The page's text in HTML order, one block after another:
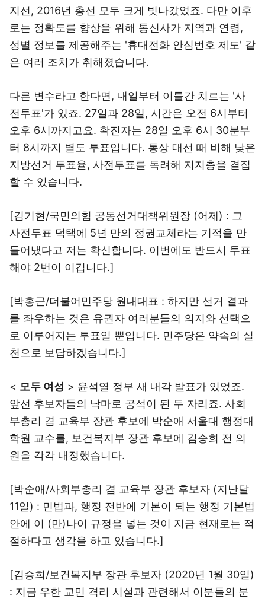
지선, 2016년 총선 모두 크게 빗나갔었죠. 다만 이후
로는 정확도를 향상을 위해 통신사가 지역과 연령,
성별 정보를 제공해주는 '휴대전화 안심번호 제도' 같
은 여러 조치가 취해졌습니다.
다른 변수라고 한다면, 내일부터 이틀간 치르는 '사
전투표'가 있죠. 27일과 28일, 시간은 오전 6시부터
오후 6시까지고요. 확진자는 28일 오후 6시 30분부
터 8시까지 별도 투표입니다. 통상 대선 때 비해 낮은
지방선거 투표율, 사전투표를 독려해 지지층을 결집
할 수 있습니다.
[김기현/국민의힘 공동선거대책위원장 (어제) : 그
사전투표 덕택에 5년 만의 정권교체라는 기적을 만
들어냈다고 저는 확신합니다. 이번에도 반드시 투표
해야 2번이 이깁니다.]
[박홍근/더불어민주당 원내대표 : 하지만 선거 결과
를 좌우하는 것은 유권자 여러분들의 의지와 선택으
로 이루어지는 투표일 뿐입니다. 민주당은 약속의 실
천으로 보답하겠습니다.]
< 모두 여성 > 윤석열 정부 새 내각 발표가 있었죠.
앞선 후보자들의 낙마로 공석이 된 두 자리죠. 사회
부총리 겸 교육부 장관 후보에 박순애 서울대 행정대
학원 교수를, 보건복지부 장관 후보에 김승희 전 의
원을 각각 내정했습니다.
[박순애/사회부총리 겸 교육부 장관 후보자 (지난달
11일) : 민법과, 행정 전반에 기본이 되는 행정 기본법
안에 이 (만)나이 규정을 넣는 것이 지금 현재로는 적
절하다고 생각을 하고 있습니다.]
[김승희/보건복지부 장관 후보자 (2020년 1월 30일)
: 지금 우한 교민 격리 시설과 관련해서 이분들의 분